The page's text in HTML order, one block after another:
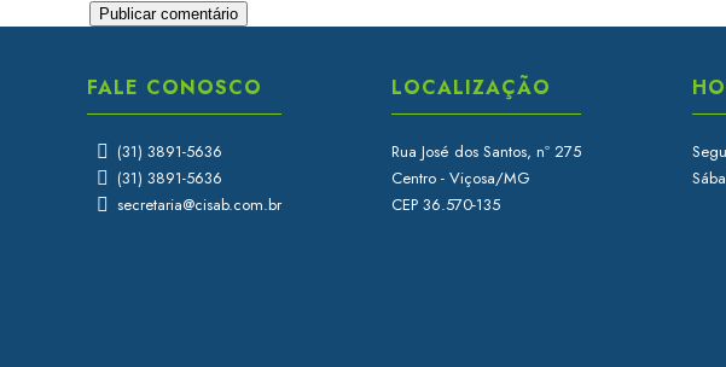
FALE CONOSCO
(31) 3891-5636
(31) 3891-5636
secretaria@cisab.com.br
LOCALIZAÇÃO
Rua José dos Santos, nº 275
Centro - Viçosa/MG
CEP 36.570-135